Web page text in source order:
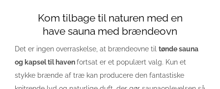
Kom tilbage til naturen med en
have sauna med brændeovn
Det er ingen overraskelse, at brændeovne til tønde sauna
og kapsel til havenfortsat er et populært valg. Kun et
stykke brænde af træ kan producere den fantastiske